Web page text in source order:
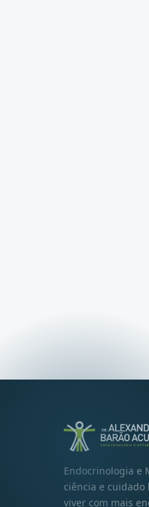
Endocrinologia e
ciência e cuidado
viver com mais